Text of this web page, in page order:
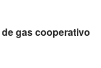
gas cooperativo